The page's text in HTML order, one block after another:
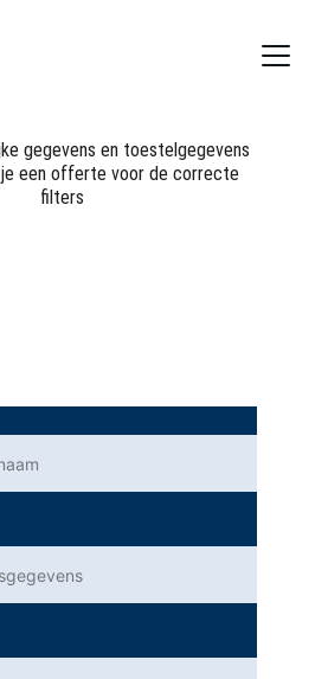
gegevens en toestelgegevens
je een offerte voor de correcte
filters